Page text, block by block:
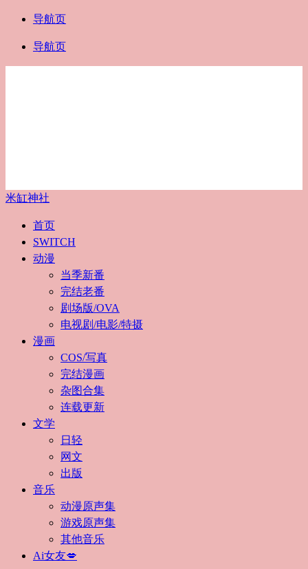
导航页
导航页
米缸神社
首页
SWITCH
动漫
当季新番
完结老番
剧场版/OVA
电视剧/电影/特摄
漫画
COS/写真
完结漫画
杂图合集
连载更新
文学
日轻
网文
出版
音乐
动漫原声集
游戏原声集
其他音乐
Ai女友💋